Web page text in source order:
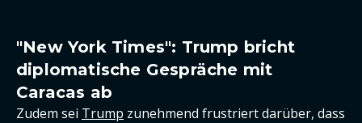
"New York Times": Trump bricht
diplomatische Gespräche mit
Caracas ab
Zudem sei Trump zunehmend frustriert darüber, dass